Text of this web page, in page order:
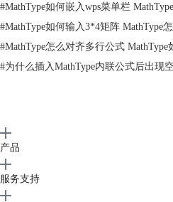
#MathType如何嵌入wps菜单栏
#MathType如何输入3*4矩阵 MathType
#MathType怎么对齐多行公式 MathType
#为什么插入MathType内联公式后出现
产品
服务支持